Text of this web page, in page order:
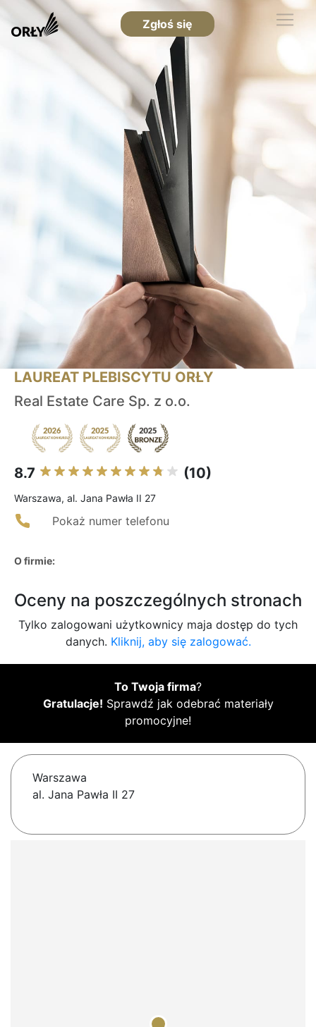
Zgłoś się
LAUREAT PLEBISCYTU ORŁY
Real Estate Care Sp. z o.o.
8.7 (10)
Warszawa, al. Jana Pawła II 27
Pokaż numer telefonu
O firmie:
Oceny na poszczególnych stronach
Tylko zalogowani użytkownicy maja dostęp do tych
danych. Kliknij, aby się zalogować.
To Twoja firma?
Gratulacje! Sprawdź jak odebrać materiały
promocyjne!
Warszawa
al. Jana Pawła II 27